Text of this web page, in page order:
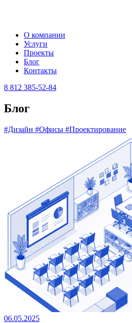
О компании
Услуги
Проекты
Блог
Контакты
8 812 385-52-84
Блог
#Дизайн #Офисы #Проектирование
06.05.2025